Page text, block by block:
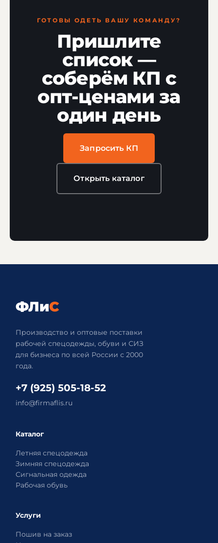
ГОТОВЫ ОДЕТЬ ВАШУ КОМАНДУ?
Пришлите
список —
соберём КП с
опт-ценами за
один день
Запросить КП
Открыть каталог
ФЛиС
Производство и оптовые поставки
рабочей спецодежды, обуви и СИЗ
для бизнеса по всей России с 2000
года.
+7 (925) 505-18-52
info@firmaflis.ru
Каталог
Летняя спецодежда
Зимняя спецодежда
Сигнальная одежда
Рабочая обувь
Услуги
Пошив на заказ